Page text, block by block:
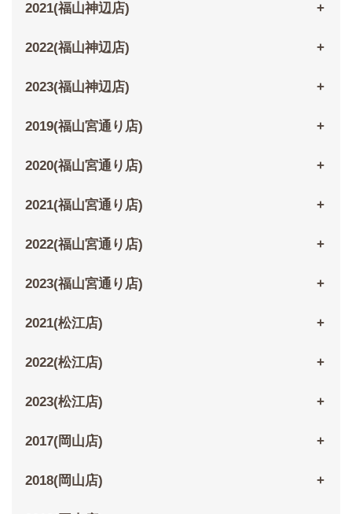
2021(福山神辺店)
2022(福山神辺店)
2023(福山神辺店)
2019(福山宮通り店)
2020(福山宮通り店)
2021(福山宮通り店)
2022(福山宮通り店)
2023(福山宮通り店)
2021(松江店)
2022(松江店)
2023(松江店)
2017(岡山店)
2018(岡山店)